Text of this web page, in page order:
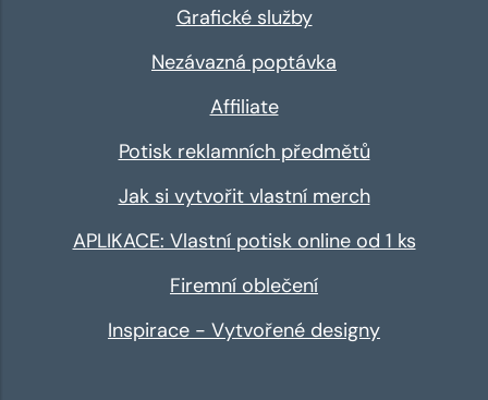
Grafické služby
Nezávazná poptávka
Affiliate
Potisk reklamních předmětů
Jak si vytvořit vlastní merch
APLIKACE: Vlastní potisk online od 1 ks
Firemní oblečení
Inspirace - Vytvořené designy